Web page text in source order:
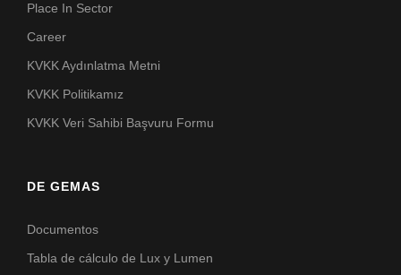
Place In Sector
Career
KVKK Aydınlatma Metni
KVKK Politikamız
KVKK Veri Sahibi Başvuru Formu
DE GEMAS
Documentos
Tabla de cálculo de Lux y Lumen